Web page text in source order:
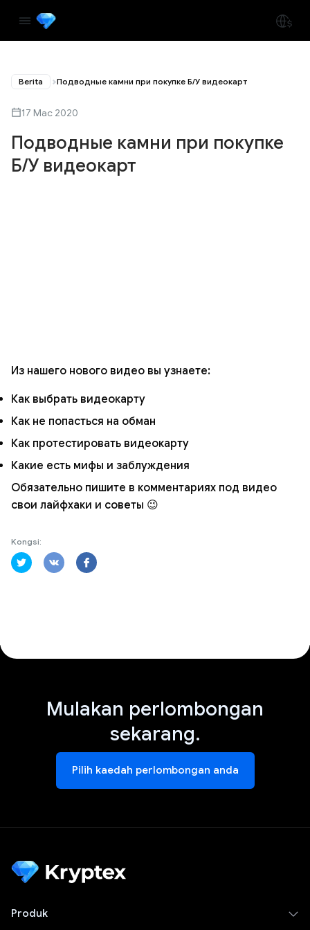
Berita Подводные камни при покупке Б/У видеокарт
17 Mac 2020
Подводные камни при покупке
Б/У видеокарт
Из нашего нового видео вы узнаете:
Как выбрать видеокарту
Как не попасться на обман
Как протестировать видеокарту
Какие есть мифы и заблуждения
Обязательно пишите в комментариях под видео
свои лайфхаки и советы 😉
Kongsi:
Mulakan perlombongan
sekarang.
Pilih kaedah perlombongan anda
Produk